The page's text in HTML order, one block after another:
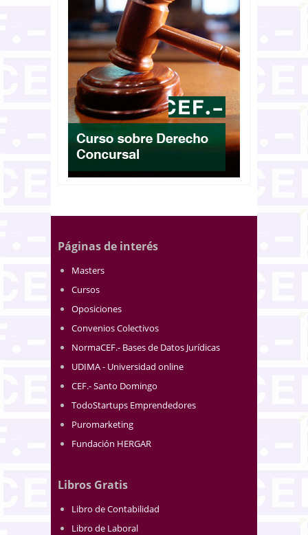
Páginas de interés
Masters
Cursos
Oposiciones
Convenios Colectivos
NormaCEF.- Bases de Datos Jurídicas
UDIMA - Universidad online
CEF.- Santo Domingo
TodoStartups Emprendedores
Puromarketing
Fundación HERGAR
Libros Gratis
Libro de Contabilidad
Libro de Laboral